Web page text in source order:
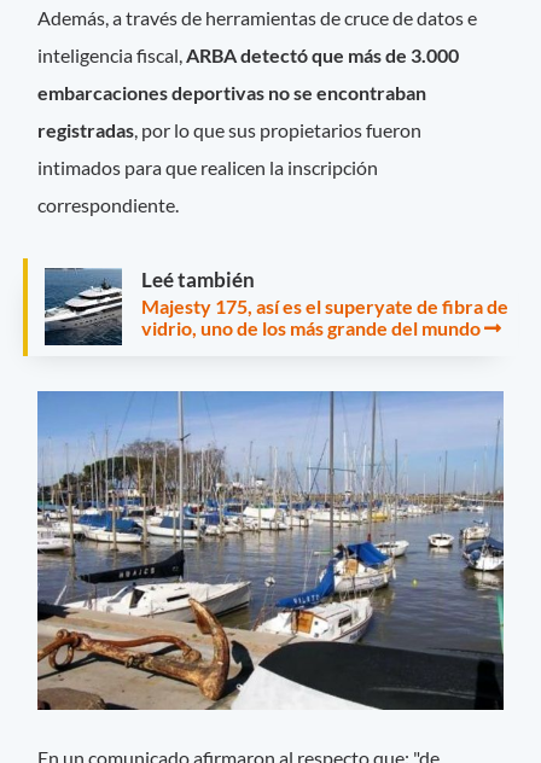
Además, a través de herramientas de cruce de datos e
inteligencia fiscal,ARBA detectó que más de 3.000
embarcaciones deportivas no se encontraban
registradas, por lo que sus propietarios fueron
intimados para que realicen la inscripción
correspondiente.
Leé también
Majesty 175, así es el superyate de fibra de
vidrio, uno de los más grande del mundo
En un comunicado afirmaron al respecto que: "de